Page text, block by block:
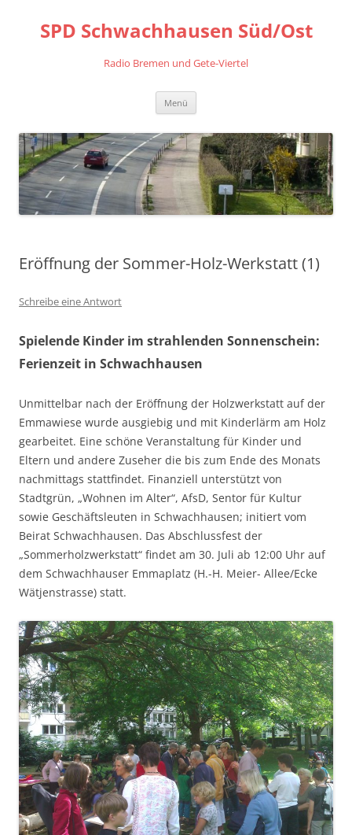
springen
SPD Schwachhausen Süd/Ost
Radio Bremen und Gete-Viertel
Menü
Eröffnung der Sommer-Holz-Werkstatt (1)
Schreibe eine Antwort
Spielende Kinder im strahlenden Sonnenschein:
Ferienzeit in Schwachhausen
Unmittelbar nach der Eröffnung der Holzwerkstatt auf der
Emmawiese wurde ausgiebig und mit Kinderlärm am Holz
gearbeitet. Eine schöne Veranstaltung für Kinder und
Eltern und andere Zuseher die bis zum Ende des Monats
nachmittags stattfindet. Finanziell unterstützt von
Stadtgrün, „Wohnen im Alter“, AfsD, Sentor für Kultur
sowie Geschäftsleuten in Schwachhausen; initiert vom
Beirat Schwachhausen. Das Abschlussfest der
„Sommerholzwerkstatt“ findet am 30. Juli ab 12:00 Uhr auf
dem Schwachhauser Emmaplatz (H.-H. Meier- Allee/Ecke
Wätjenstrasse) statt.